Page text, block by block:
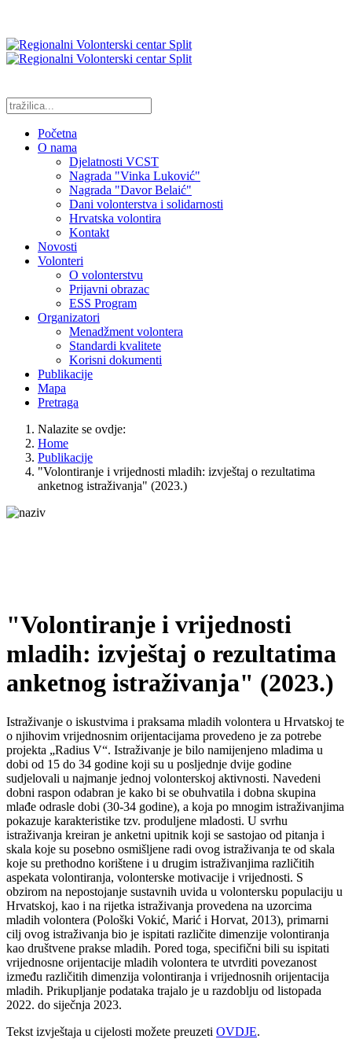
Početna
O nama
Djelatnosti VCST
Nagrada "Vinka Luković"
Nagrada "Davor Belaić"
Dani volonterstva i solidarnosti
Hrvatska volontira
Kontakt
Novosti
Volonteri
O volonterstvu
Prijavni obrazac
ESS Program
Organizatori
Menadžment volontera
Standardi kvalitete
Korisni dokumenti
Publikacije
Mapa
Pretraga
Nalazite se ovdje:
Home
Publikacije
"Volontiranje i vrijednosti mladih: izvještaj o rezultatima
anketnog istraživanja" (2023.)
"Volontiranje i vrijednosti
mladih: izvještaj o rezultatima
anketnog istraživanja" (2023.)
Istraživanje o iskustvima i praksama mladih volontera u Hrvatskoj te
o njihovim vrijednosnim orijentacijama provedeno je za potrebe
projekta „Radius V“. Istraživanje je bilo namijenjeno mladima u
dobi od 15 do 34 godine koji su u posljednje dvije godine
sudjelovali u najmanje jednoj volonterskoj aktivnosti. Navedeni
dobni raspon odabran je kako bi se obuhvatila i dobna skupina
mlađe odrasle dobi (30-34 godine), a koja po mnogim istraživanjima
pokazuje karakteristike tzv. produljene mladosti. U svrhu
istraživanja kreiran je anketni upitnik koji se sastojao od pitanja i
skala koje su posebno osmišljene radi ovog istraživanja te od skala
koje su prethodno korištene i u drugim istraživanjima različitih
aspekata volontiranja, volonterske motivacije i vrijednosti. S
obzirom na nepostojanje sustavnih uvida u volontersku populaciju u
Hrvatskoj, kao i na rijetka istraživanja provedena na uzorcima
mladih volontera (Pološki Vokić, Marić i Horvat, 2013), primarni
cilj ovog istraživanja bio je ispitati različite dimenzije volontiranja
kao društvene prakse mladih. Pored toga, specifični bili su ispitati
vrijednosne orijentacije mladih volontera te utvrditi povezanost
između različitih dimenzija volontiranja i vrijednosnih orijentacija
mladih. Prikupljanje podataka trajalo je u razdoblju od listopada
2022. do siječnja 2023.
Tekst izvještaja u cijelosti možete preuzeti OVDJE.